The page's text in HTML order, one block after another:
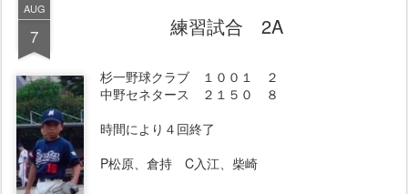
AUG
7 練習試合 2A
杉一野球クラブ １００１ ２
中野セネタース ２１５０ ８
時間により４回終了
P松原、倉持 C入江、柴崎